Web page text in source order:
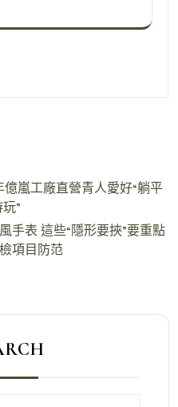
嵐工廠直營青人愛好“躺平
”
手表 這些“隱形要挾”要重點
項目防范